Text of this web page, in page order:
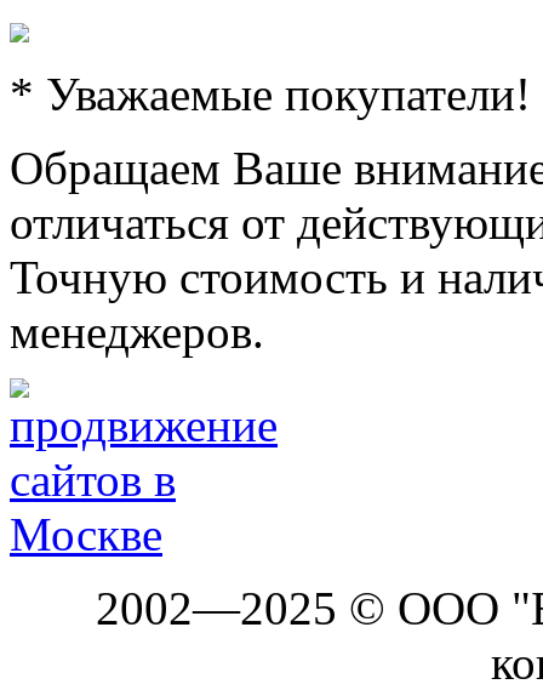
* Уважаемые покупатели!
Обращаем Ваше
отличаться от
Точную стоимость и
менеджеров.
2002—2025 © ООО